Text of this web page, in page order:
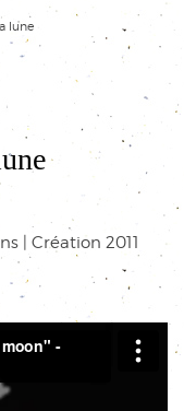
lune
| Création 2011